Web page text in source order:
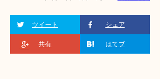
ツイート シェア
共有 はてブ